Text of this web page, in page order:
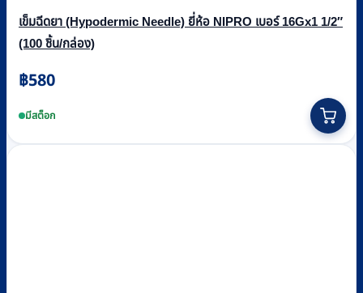
เข็มฉีดยา (Hypodermic Needle) ยี่ห้อ NIPRO เบอร์ 16Gx1 1/2″
(100 ชิ้น/กล่อง)
฿580
มีสต็อก